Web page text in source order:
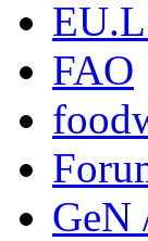
FAO
GeN